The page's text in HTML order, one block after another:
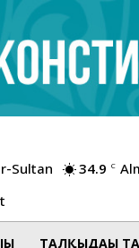
Sultan 34.9 C
ТАЛҚЫДАҒЫ